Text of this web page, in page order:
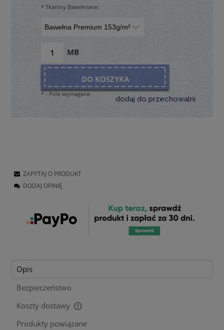
* Tkaniny Bawełniane:
MB
DO KOSZYKA
dodaj do przechowalni
*- Pole wymagane
ZAPYTAJ O PRODUKT
DODAJ OPINIĘ
Opis
Bezpieczeństwo
Koszty dostawy
Cena nie zawiera ewentualnych kosztów płatności
Produkty powiązane